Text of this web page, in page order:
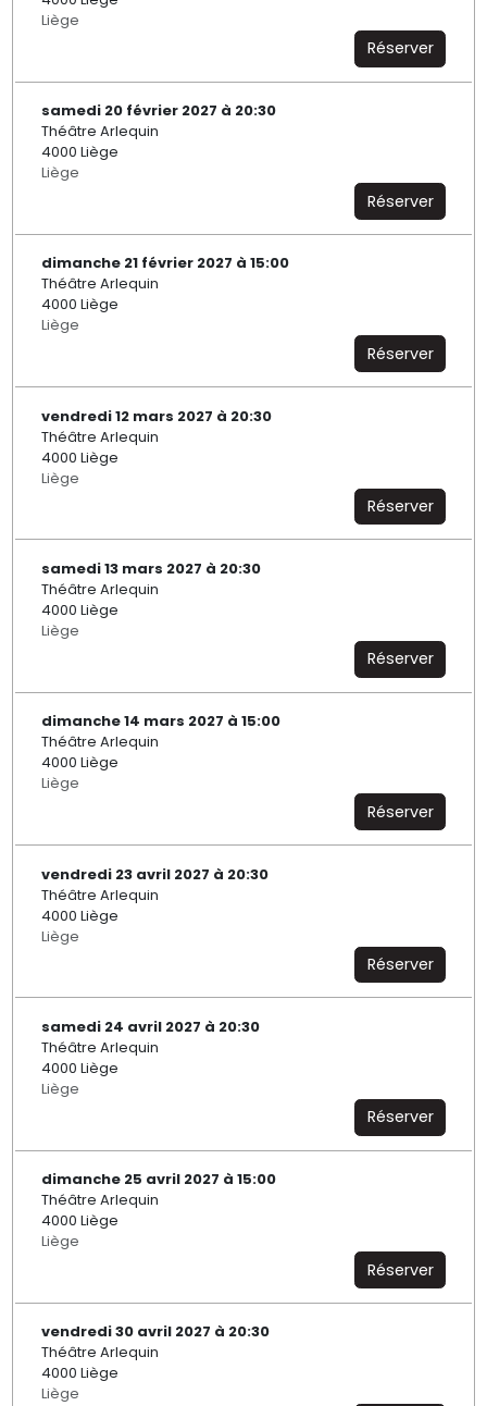
Liège
Réserver
samedi 20 février 2027 à 20:30
Théâtre Arlequin
4000 Liège
Liège
Réserver
dimanche 21 février 2027 à 15:00
Théâtre Arlequin
4000 Liège
Liège
Réserver
vendredi 12 mars 2027 à 20:30
Théâtre Arlequin
4000 Liège
Liège
Réserver
samedi 13 mars 2027 à 20:30
Théâtre Arlequin
4000 Liège
Liège
Réserver
dimanche 14 mars 2027 à 15:00
Théâtre Arlequin
4000 Liège
Liège
Réserver
vendredi 23 avril 2027 à 20:30
Théâtre Arlequin
4000 Liège
Liège
Réserver
samedi 24 avril 2027 à 20:30
Théâtre Arlequin
4000 Liège
Liège
Réserver
dimanche 25 avril 2027 à 15:00
Théâtre Arlequin
4000 Liège
Liège
Réserver
vendredi 30 avril 2027 à 20:30
Théâtre Arlequin
4000 Liège
Liège